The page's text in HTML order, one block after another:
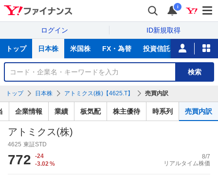
i
ログイン ID新規取得
サ
トップ 日本株 米国株 FX・為替 投資信託 ニュース
銘
検
検索
トップ 日本株 アトミクス(株)【4625.T】 売買内訳
企業情報 業績 板気配 株主優待 時系列 売買内訳
アトミクス(株)
4625 東証STD
772
-24
-3.02 %
8/7
リアルタイム株価